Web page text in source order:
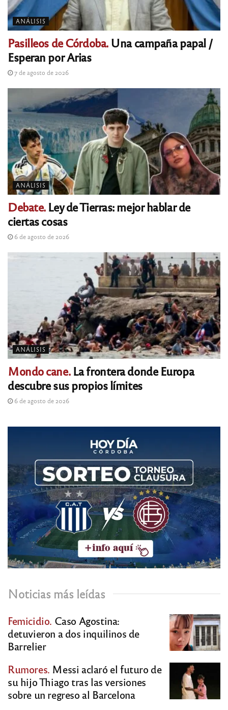
ANÁLISIS
Pasilleos de Córdoba.Una campaña papal /
Esperan por Arias
7 de agosto de 2026
ANÁLISIS
Debate.Ley de Tierras: mejor hablar de
ciertas cosas
6 de agosto de 2026
ANÁLISIS
Mondo cane.La frontera donde Europa
descubre sus propios límites
6 de agosto de 2026
Noticias más leídas
Femicidio. Caso Agostina:
detuvieron a dos inquilinos de
Barrelier
Rumores. Messi aclaró el futuro de
su hijo Thiago tras las versiones
sobre un regreso al Barcelona